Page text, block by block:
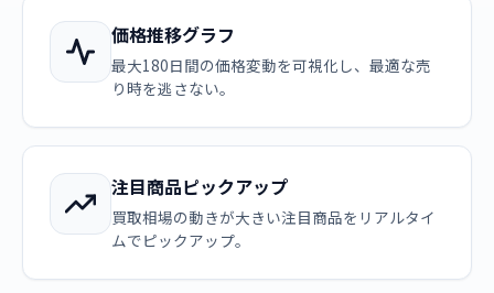
価格推移グラフ
最大180日間の価格変動を可視化し、最適な売
り時を逃さない。
注目商品ピックアップ
買取相場の動きが大きい注目商品をリアルタイ
ムでピックアップ。